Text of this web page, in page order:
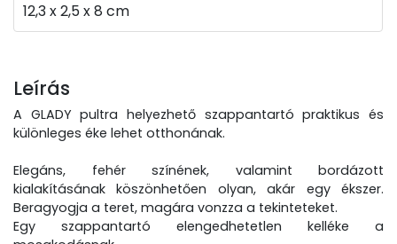
12,3 x 2,5 x 8 cm
Leírás
A GLADY pultra helyezhető szappantartó praktikus és
különleges éke lehet otthonának.
Elegáns, fehér színének, valamint bordázott
kialakításának köszönhetően olyan, akár egy ékszer.
Beragyogja a teret, magára vonzza a tekinteteket.
Egy szappantartó elengedhetetlen kelléke a